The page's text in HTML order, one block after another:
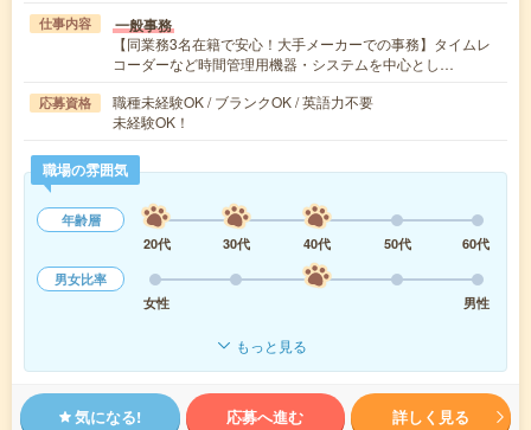
仕事内容 一般事務
【同業務3名在籍で安心！大手メーカーでの事務】タイムレ
コーダーなど時間管理用機器・システムを中心とし…
応募資格
職種未経験OK / ブランクOK / 英語力不要
未経験OK！
職場の雰囲気
年齢層
20代
30代 40代 50代
60代
男女比率
女性
男性
もっと見る
気になる! 応募へ進む 詳しく見る